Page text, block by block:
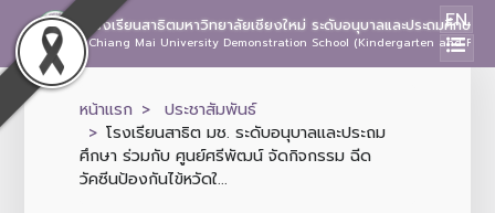
โรงเรียนสาธิตมหาวิทยาลัยเชียงใหม่ ระดับอนุบาลและประถมศึกษา
Chiang Mai University Demonstration School (Kindergarten and
EN
หน้าแรก
ประชาสัมพันธ์
โรงเรียนสาธิต มช. ระดับอนุบาลและประถม
ศึกษา ร่วมกับ ศูนย์ศรีพัฒน์ จัดกิจกรรม ฉีด
วัคซีนป้องกันไข้หวัดใ...